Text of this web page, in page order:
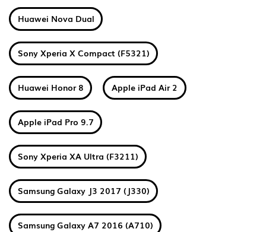
Huawei Nova Dual
Sony Xperia X Compact (F5321)
Huawei Honor 8 Apple iPad Air 2
Apple iPad Pro 9.7
Sony Xperia XA Ultra (F3211)
Samsung Galaxy J3 2017 (J330)
Samsung Galaxy A7 2016 (A710)